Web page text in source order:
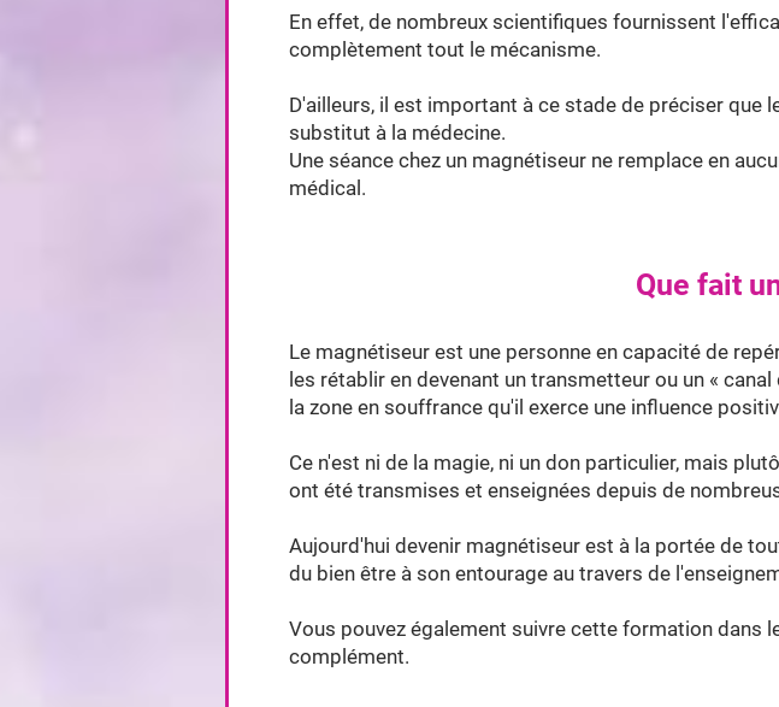
En effet, de nombreux scientifiques fournissent
complètement tout le mécanisme.
D'ailleurs, il est important à ce stade de préciser que
substitut à la médecine.
Une séance chez un magnétiseur ne remplace en
médical.
Que fait
Le magnétiseur est une personne en capacité de
les rétablir en devenant un transmetteur ou un «
la zone en souffrance qu'il exerce une influence
Ce n'est ni de la magie, ni un don particulier, mais
ont été transmises et enseignées depuis de
Aujourd'hui devenir magnétiseur est à la portée de
du bien être à son entourage au travers de
Vous pouvez également suivre cette formation dans
complément.